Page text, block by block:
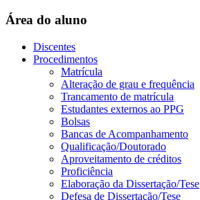
Área do aluno
Discentes
Procedimentos
Matrícula
Alteração de grau e frequência
Trancamento de matrícula
Estudantes externos ao PPG
Bolsas
Bancas de Acompanhamento
Qualificação/Doutorado
Aproveitamento de créditos
Proficiência
Elaboração da Dissertação/Tese
Defesa de Dissertação/Tese